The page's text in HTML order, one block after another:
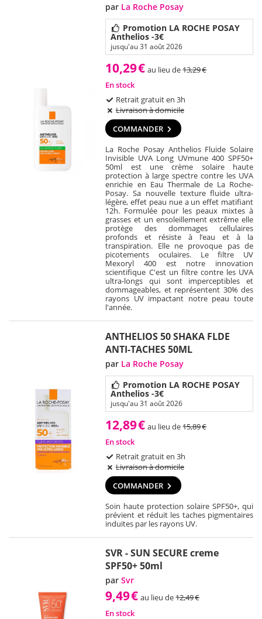
par La Roche Posay
Promotion LA ROCHE POSAY
Anthelios -3€
jusqu'au 31 août 2026
10,29€ au lieu de13,29€
En stock
Retrait gratuit en 3h
Livraison à domicile
COMMANDER
La Roche Posay Anthelios Fluide Solaire
Invisible UVA Long UVmune 400 SPF50+
50ml est une crème solaire haute
protection à large spectre contre les UVA
enrichie en Eau Thermale de La Roche-
Posay. Sa nouvelle texture fluide ultra-
légère, effet peau nue a un effet matifiant
12h. Formulée pour les peaux mixtes à
grasses et un ensoleillement extrême elle
protège des dommages cellulaires
profonds et résiste à l’eau et à la
transpiration. Elle ne provoque pas de
picotements oculaires. Le filtre UV
Mexoryl 400 est notre innovation
scientifique C'est un filtre contre les UVA
ultra-longs qui sont imperceptibles et
dommageables, et représentent 30% des
rayons UV impactant notre peau toute
l'année.
ANTHELIOS 50 SHAKA FLDE
ANTI-TACHES 50ML
par La Roche Posay
Promotion LA ROCHE POSAY
Anthelios -3€
jusqu'au 31 août 2026
12,89€ au lieu de15,89€
En stock
Retrait gratuit en 3h
Livraison à domicile
COMMANDER
Soin haute protection solaire SPF50+, qui
prévient et réduit les taches pigmentaires
induites par les rayons UV.
SVR - SUN SECURE creme
SPF50+ 50ml
parSvr
9,49€ au lieu de12,49€
En stock